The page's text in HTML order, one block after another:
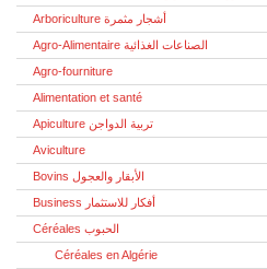
Arboriculture أشجار مثمرة
Agro-Alimentaire الصناعات الغذائية
Agro-fourniture
Alimentation et santé
Apiculture تربية الدواجن
Aviculture
Bovins الأبقار والعجول
Business أفكار للاستثمار
Céréales الحبوب
Céréales en Algérie